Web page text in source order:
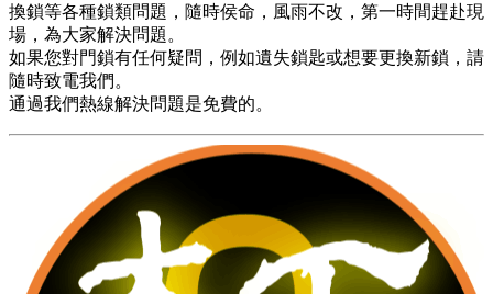
換鎖等各種鎖類問題，隨時侯命，風雨不改，第一時間趕赴現
場，為大家解決問題。
如果您對門鎖有任何疑問，例如遺失鎖匙或想要更換新鎖，請
隨時致電我們。
通過我們熱線解決問題是免費的。